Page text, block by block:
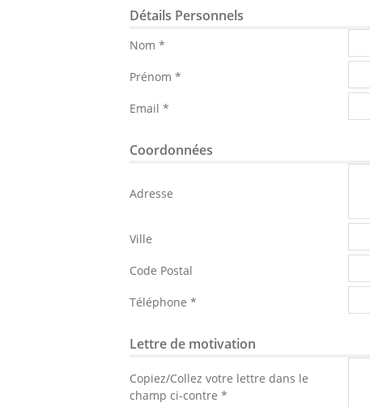
Détails Personnels
Nom *
Prénom *
Email *
Coordonnées
Adresse
Ville
Code Postal
Téléphone *
Lettre de motivation
Copiez/Collez votre lettre dans le
champ ci-contre *